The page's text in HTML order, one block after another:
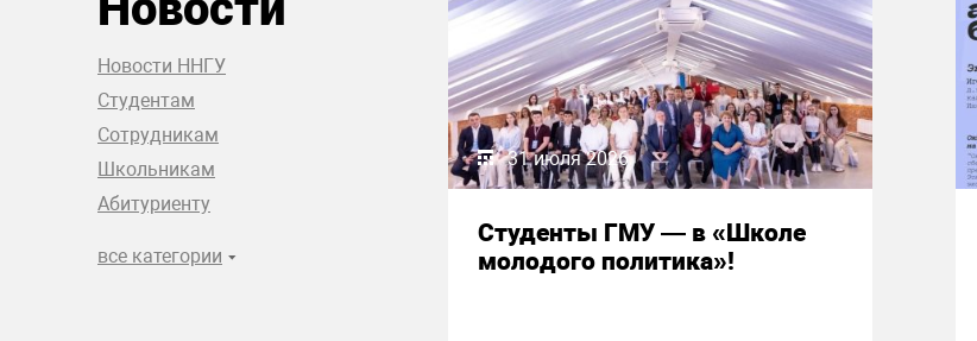
Новости ННГУ
Студентам
Сотрудникам
Школьникам
Абитуриенту
все категории
31 июля 2026
Студенты ГМУ — в «Школе
молодого политика»!